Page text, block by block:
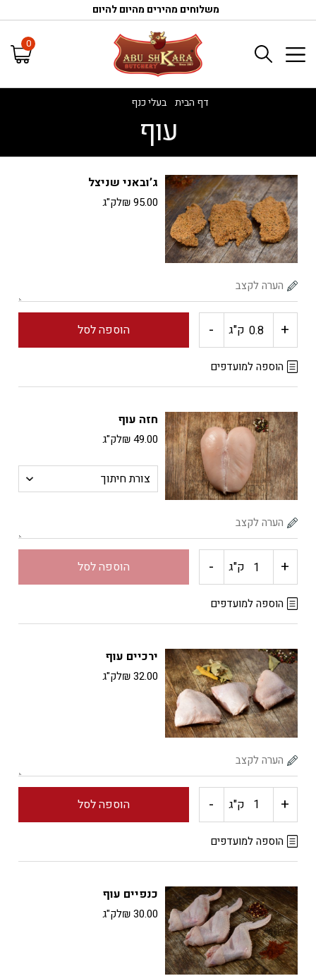
משלוחים מהירים מהיום להיום
0
דף הבית /בעלי כנף
עוף
ג’ובאני שניצל
₪95.00 לק"ג
+ כמות
של
שניצל
ק"ג - הוספה לסל
הוספה למועדפים
חזה עוף
₪49.00 לק"ג
+ כמות
של
עוף
ק"ג - הוספה לסל
הוספה למועדפים
ירכיים עוף
₪32.00 לק"ג
+ כמות
של
עוף
ק"ג - הוספה לסל
הוספה למועדפים
כנפיים עוף
₪30.00 לק"ג